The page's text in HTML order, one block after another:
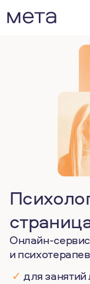
Онлайн-
и
✓ для